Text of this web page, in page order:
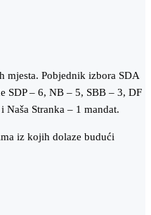
mjesta. Pobjednik izbora SDA
SDP – 6, NB – 5, SBB – 3, DF
Stranka – 1 mandat.
iz kojih dolaze budući